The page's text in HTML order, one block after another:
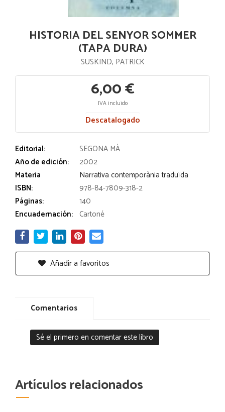
HISTORIA DEL SENYOR SOMMER
(TAPA DURA)
SUSKIND, PATRICK
6,00 €
IVA incluido
Descatalogado
Editorial:
SEGONA MÀ
Año de edición:
2002
Materia
Narrativa contemporània traduïda
ISBN:
978-84-7809-318-2
Páginas:
140
Encuadernación: Cartoné
Añadir a favoritos
Comentarios
Sé el primero en comentar este libro
Artículos relacionados